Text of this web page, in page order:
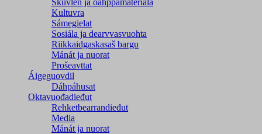
Skuvlen ja oahppamateriála
Kultuvra
Sámegielat
Sosiála ja dearvvasvuohta
Riikkaidgaskasaš bargu
Mánát ja nuorat
Prošeavttat
Áigeguovdil
Dáhpáhusat
Oktavuođadieđut
Rehketbearrandieđut
Media
Mánát ja nuorat